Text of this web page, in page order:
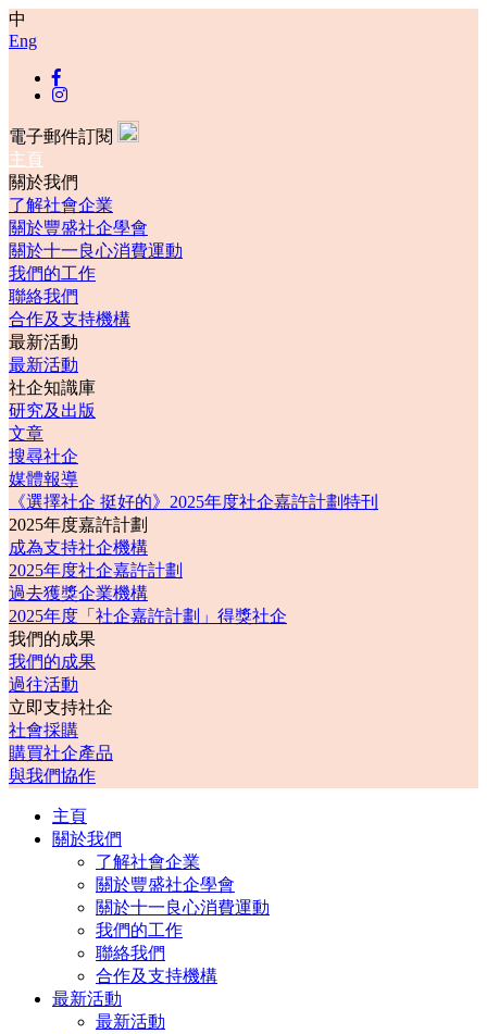
中
Eng
電子郵件訂閱
主頁
關於我們
了解社會企業
關於豐盛社企學會
關於十一良心消費運動
我們的工作
聯絡我們
合作及支持機構
最新活動
最新活動
社企知識庫
研究及出版
文章
搜尋社企
媒體報導
《選擇社企 挺好的》2025年度社企嘉許計劃特刊
2025年度嘉許計劃
成為支持社企機構
2025年度社企嘉許計劃
過去獲獎企業機構
2025年度「社企嘉許計劃」得獎社企
我們的成果
我們的成果
過往活動
立即支持社企
社會採購
購買社企產品
與我們協作
主頁
關於我們
了解社會企業
關於豐盛社企學會
關於十一良心消費運動
我們的工作
聯絡我們
合作及支持機構
最新活動
最新活動